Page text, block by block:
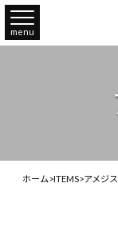
menu
ホーム>ITEMS>アメジ